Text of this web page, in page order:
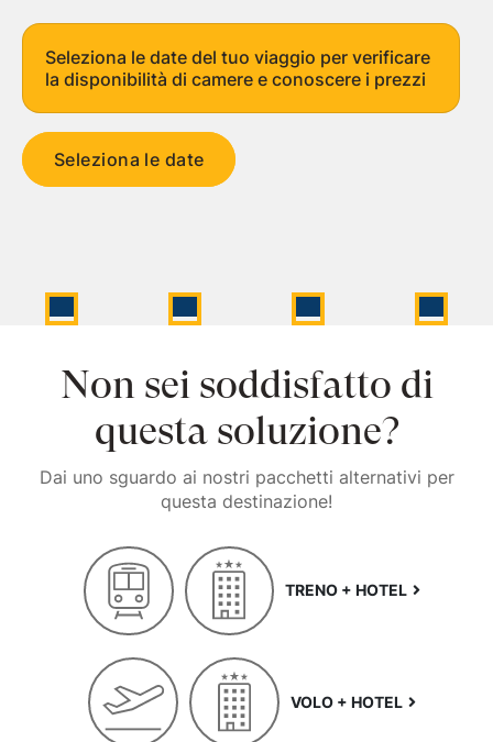
Seleziona le date del tuo viaggio per verificare
la disponibilità di camere e conoscere i prezzi
Seleziona le date
Non sei soddisfatto di
questa soluzione?
Dai uno sguardo ai nostri pacchetti alternativi per
questa destinazione!
TRENO + HOTEL
VOLO + HOTEL